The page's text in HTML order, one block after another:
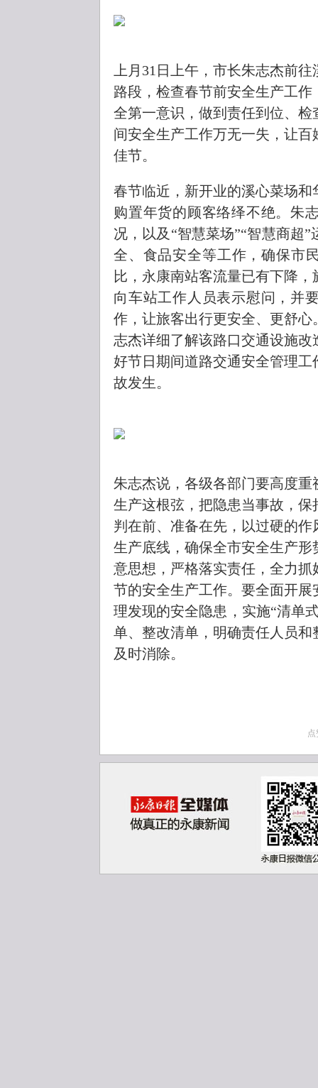
上月31日上午，市长朱志杰前
路段，检查春节前安全生产工
全第一意识，做到责任到位、
间安全生产工作万无一失，让
佳节。
春节临近，新开业的溪心菜场
购置年货的顾客络绎不绝。朱
况，以及“智慧菜场”“智慧商超
全、食品安全等工作，确保市
比，永康南站客流量已有下降
向车站工作人员表示慰问，并
作，让旅客出行更安全、更舒
志杰详细了解该路口交通设施
好节日期间道路交通安全管理
故发生。
朱志杰说，各级各部门要高度
生产这根弦，把隐患当事故，
判在前、准备在先，以过硬的
生产底线，确保全市安全生产
意思想，严格落实责任，全力
节的安全生产工作。要全面开
理发现的安全隐患，实施“清单
单、整改清单，明确责任人员
及时消除。
点